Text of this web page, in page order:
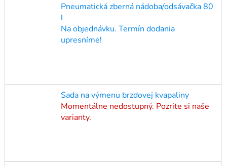
Pneumatická zberná nádoba/odsávačka 80
l
Na objednávku. Termín dodania
upresníme!
Sada na výmenu brzdovej kvapaliny
Momentálne nedostupný. Pozrite si naše
varianty.